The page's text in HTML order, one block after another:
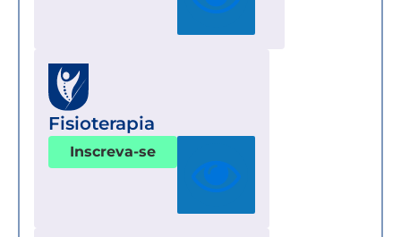
Fisioterapia
Inscreva-se